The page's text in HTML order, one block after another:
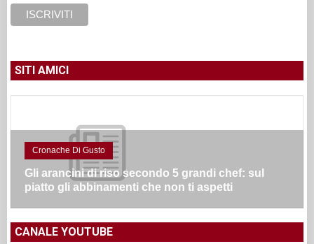
SITI AMICI
Cronache Di Gusto
Gli arancini di riso secondo 5 grandi chef: sul
piatto gli abbinamenti che non ti aspetti
CANALE YOUTUBE